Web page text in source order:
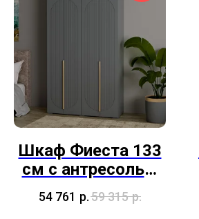
Шкаф Фиеста 133
см с антресолью
Графит
54 761 р.59 315 р.